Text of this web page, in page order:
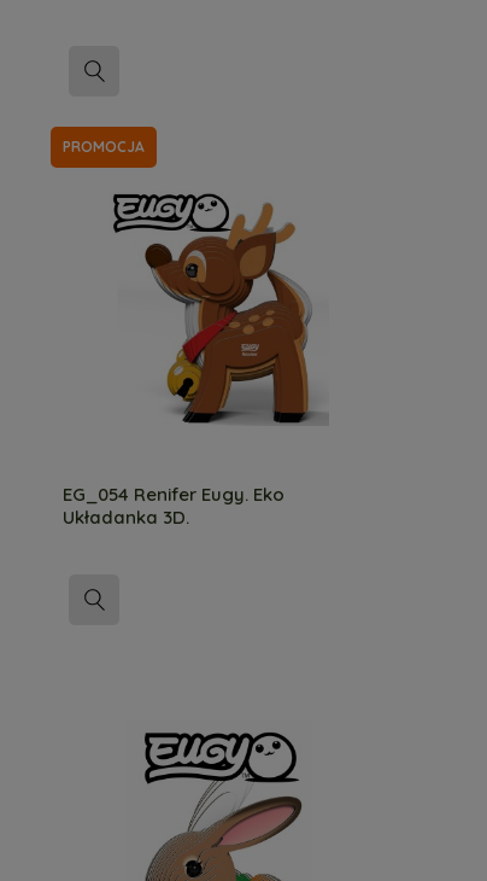
EG_054 Renifer Eugy. Eko
Układanka 3D.
PROMOCJA